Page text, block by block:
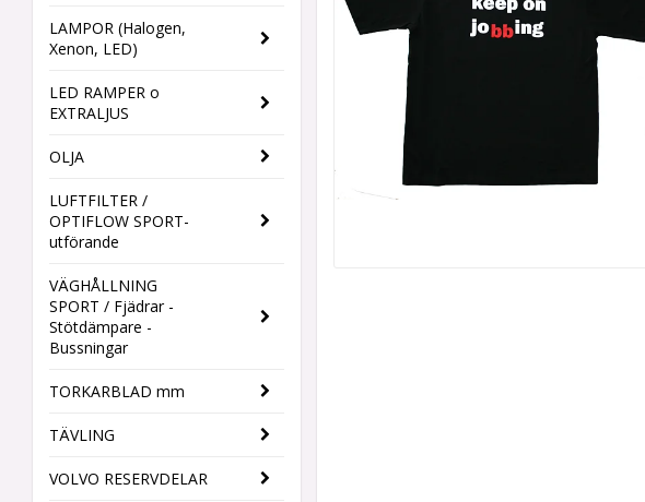
LAMPOR (Halogen,
Xenon, LED)
LED RAMPER o
EXTRALJUS
OLJA
LUFTFILTER /
OPTIFLOW SPORT-
utförande
VÄGHÅLLNING
SPORT / Fjädrar -
Stötdämpare -
Bussningar
TORKARBLAD mm
TÄVLING
VOLVO RESERVDELAR